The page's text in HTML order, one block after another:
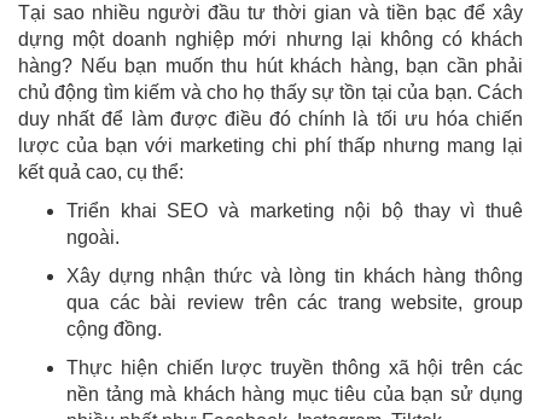
Tại sao nhiều người đầu tư thời gian và tiền bạc để xây
dựng một doanh nghiệp mới nhưng lại không có khách
hàng? Nếu bạn muốn thu hút khách hàng, bạn cần phải
chủ động tìm kiếm và cho họ thấy sự tồn tại của bạn. Cách
duy nhất để làm được điều đó chính là tối ưu hóa chiến
lược của bạn với marketing chi phí thấp nhưng mang lại
kết quả cao, cụ thể:
Triển khai SEO và marketing nội bộ thay vì thuê
ngoài.
Xây dựng nhận thức và lòng tin khách hàng thông
qua các bài review trên các trang website, group
cộng đồng.
Thực hiện chiến lược truyền thông xã hội trên các
nền tảng mà khách hàng mục tiêu của bạn sử dụng